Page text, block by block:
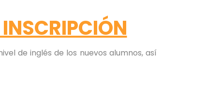
INSCRIPCIÓN
de inglés de los nuevos alumnos, así